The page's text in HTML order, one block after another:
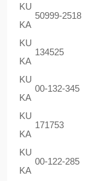
KU
KA
50999-2518
KU
KA
134525
KU
KA
00-132-345
KU
KA
171753
KU
KA
00-122-285